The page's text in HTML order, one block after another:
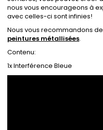
nous vous encourageons à
avec celles-ci sont infinies!
Nous vous recommandons
peintures métallisées.
Contenu:
1x Interférence Bleue